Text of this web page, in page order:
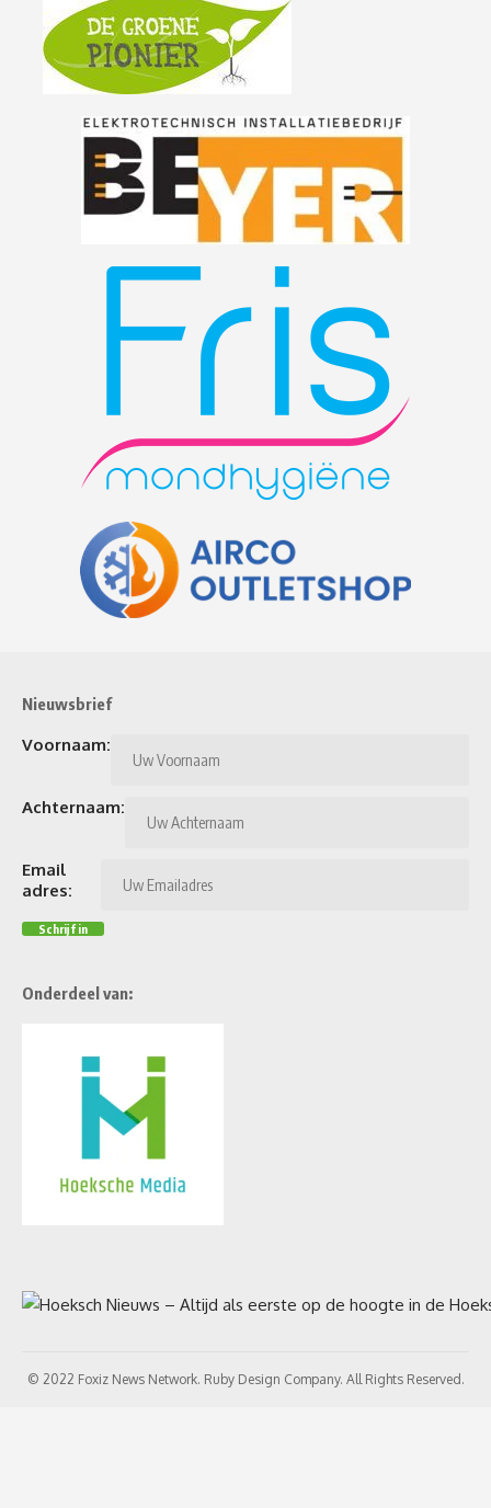
Nieuwsbrief
Voornaam:
Achternaam:
Email
adres:
Onderdeel van:
© 2022 Foxiz News Network. Ruby Design Company. All Rights Reserved.